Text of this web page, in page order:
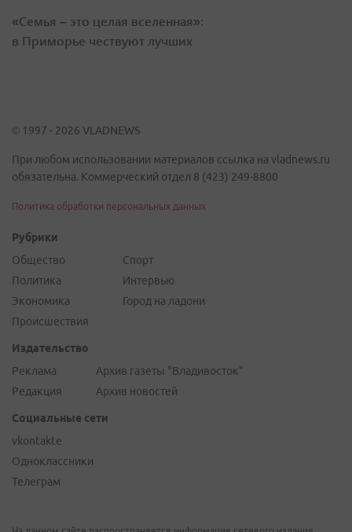
«Семья – это целая вселенная»:
в Приморье чествуют лучших
© 1997 - 2026 VLADNEWS
При любом использовании материалов ссылка на vladnews.ru
обязательна. Коммерческий отдел 8 (423) 249-8800
Политика обработки персональных данных
Рубрики
Общество
Политика
Экономика
Происшествия
Спорт
Интервью
Город на ладони
Издательство
Реклама
Редакция
Архив газеты "Владивосток"
Архив новостей
Социальные сети
vkontakte
Одноклассники
Телеграм